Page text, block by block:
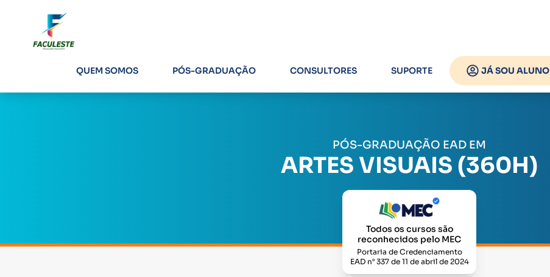
QUEM SOMOS PÓS-GRADUAÇÃO CONSULTORES SUPORTE JÁ SOU ALUNO
PÓS-GRADUAÇÃO EAD EM
ARTES VISUAIS (360H)
Todos os cursos são
reconhecidos pelo MEC
Portaria de Credenciamento
EAD n° 337 de 11 de abril de 2024